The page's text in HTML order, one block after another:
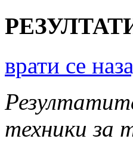
врати се
техники за